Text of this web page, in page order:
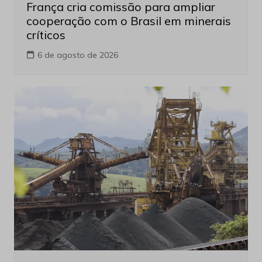
França cria comissão para ampliar
cooperação com o Brasil em minerais
críticos
6 de agosto de 2026